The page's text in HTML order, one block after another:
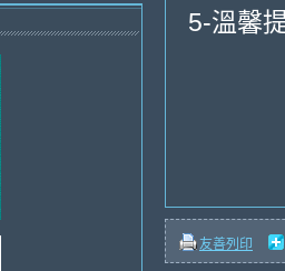
5-溫馨
友善列印